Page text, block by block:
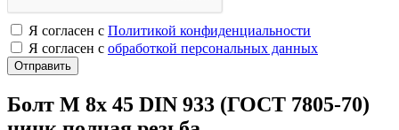
Я согласен с Политикой конфиденциальности
Я согласен с обработкой персональных данных
Болт М 8х 45 DIN 933 (ГОСТ 7805-70)